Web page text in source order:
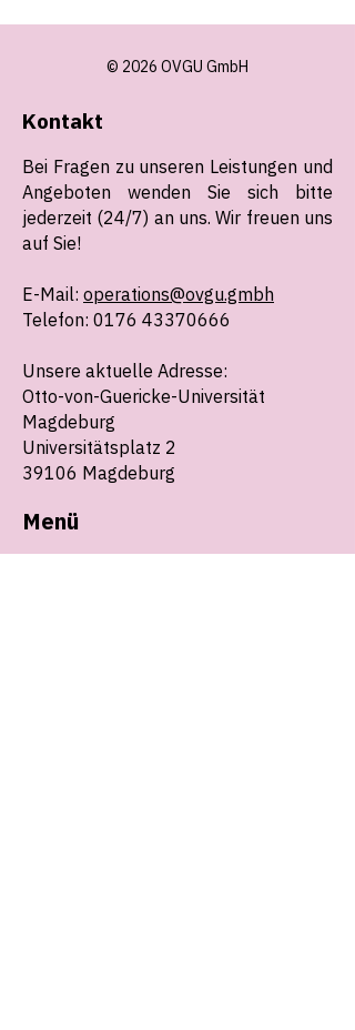
© 2026 OVGU GmbH
Kontakt
Bei Fragen zu unseren Leistungen und
Angeboten wenden Sie sich bitte
jederzeit (24/7) an uns. Wir freuen uns
auf Sie!
E-Mail: operations@ovgu.gmbh
Telefon: 0176 43370666
Unsere aktuelle Adresse:
Otto-von-Guericke-Universität
Magdeburg
Universitätsplatz 2
39106 Magdeburg
Menü